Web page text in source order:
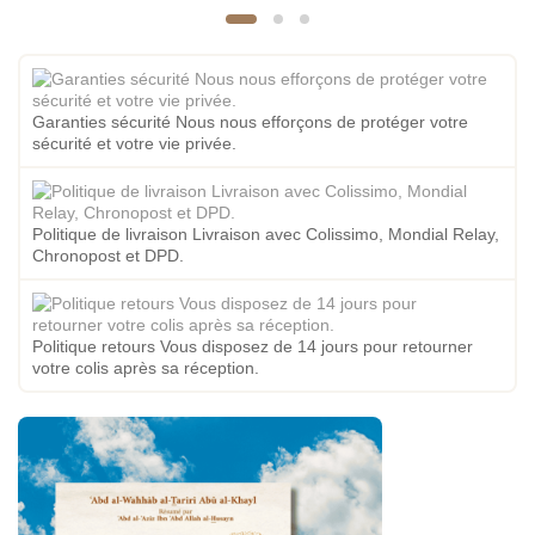
Garanties sécurité Nous nous efforçons de protéger votre
sécurité et votre vie privée.
Politique de livraison Livraison avec Colissimo, Mondial Relay,
Chronopost et DPD.
Politique retours Vous disposez de 14 jours pour retourner
votre colis après sa réception.